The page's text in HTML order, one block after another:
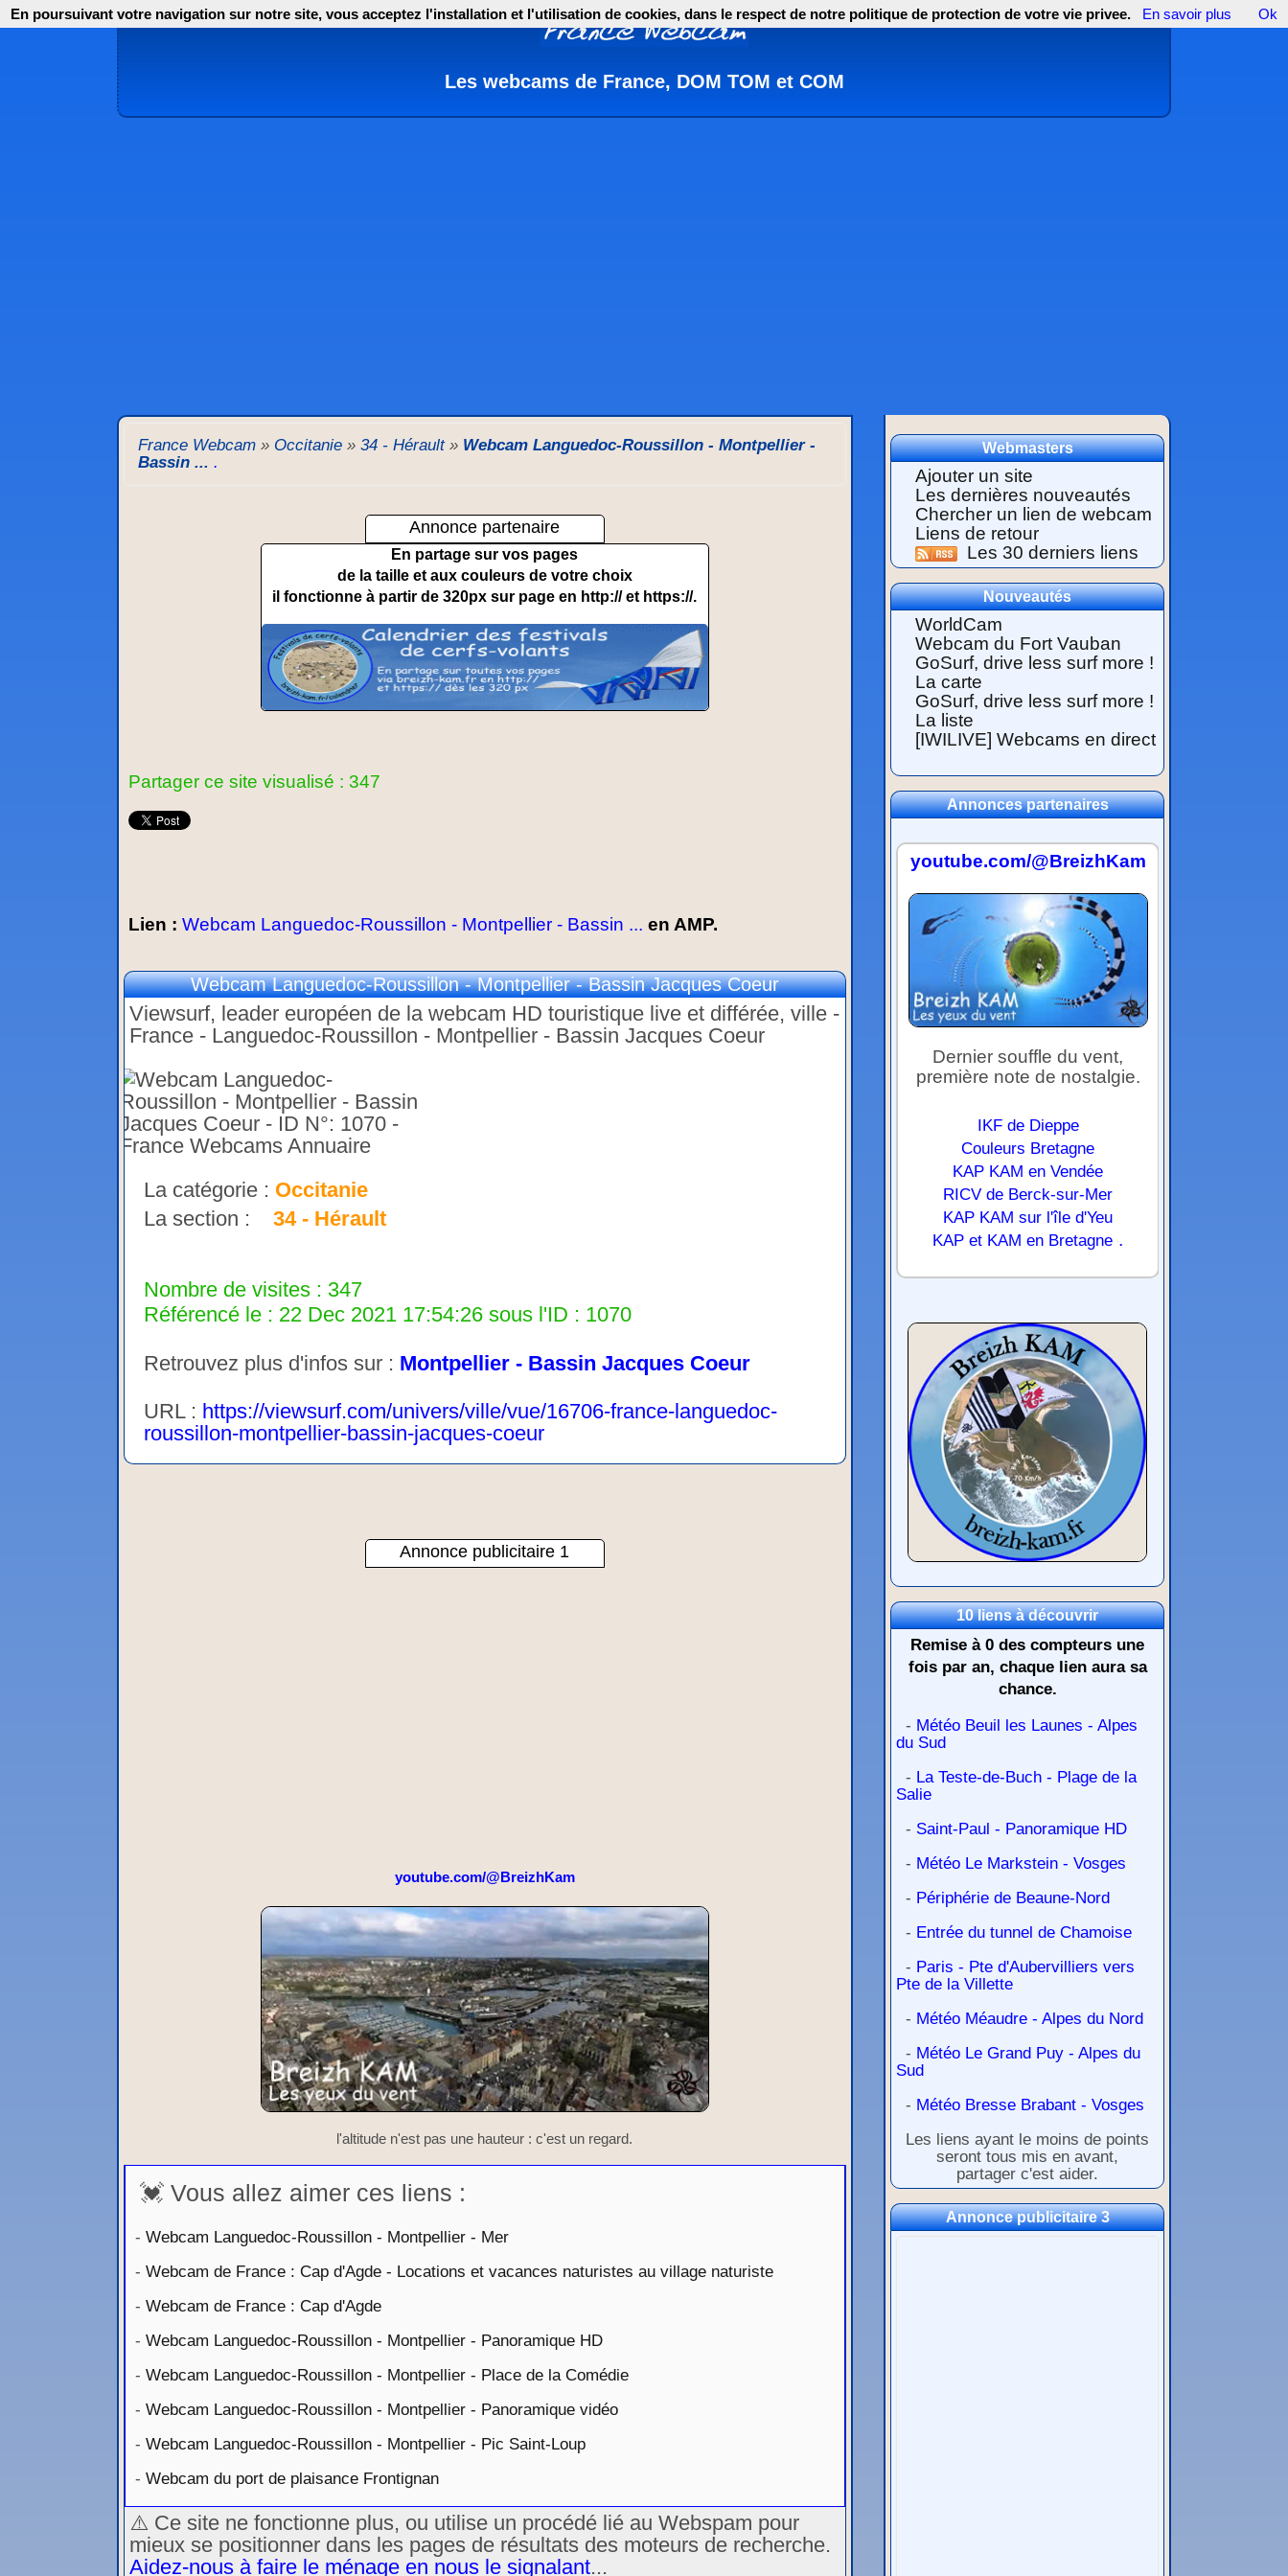
Les webcams de France, DOM TOM et COM
France Webcam » Occitanie » 34 - Hérault» Webcam Languedoc-Roussillon - Montpellier -
Bassin ... .
Annonce partenaire
En partage sur vos pages
de la taille et aux couleurs de votre choix
il fonctionne à partir de 320px sur page en http:// et https://.
Partager ce site visualisé : 347
Lien : Webcam Languedoc-Roussillon - Montpellier - Bassin ... en AMP.
Webcam Languedoc-Roussillon - Montpellier - Bassin Jacques Coeur
Viewsurf, leader européen de la webcam HD touristique live et différée, ville -
France - Languedoc-Roussillon - Montpellier - Bassin Jacques Coeur
La catégorie : Occitanie
La section : 34 - Hérault
Nombre de visites : 347
Référencé le : 22 Dec 2021 17:54:26 sous l'ID : 1070
Retrouvez plus d'infos sur : Montpellier - Bassin Jacques Coeur
URL : https://viewsurf.com/univers/ville/vue/16706-france-languedoc-
roussillon-montpellier-bassin-jacques-coeur
Annonce publicitaire 1
youtube.com/@BreizhKam
l'altitude n'est pas une hauteur : c'est un regard.
💓 Vous allez aimer ces liens :
- Webcam Languedoc-Roussillon - Montpellier - Mer
- Webcam de France : Cap d'Agde - Locations et vacances naturistes au village naturiste
- Webcam de France : Cap d'Agde
- Webcam Languedoc-Roussillon - Montpellier - Panoramique HD
- Webcam Languedoc-Roussillon - Montpellier - Place de la Comédie
- Webcam Languedoc-Roussillon - Montpellier - Panoramique vidéo
- Webcam Languedoc-Roussillon - Montpellier - Pic Saint-Loup
- Webcam du port de plaisance Frontignan
⚠️ Ce site ne fonctionne plus, ou utilise un procédé lié au Webspam pour
mieux se positionner dans les pages de résultats des moteurs de recherche.
Aidez-nous à faire le ménage en nous le signalant...
Webmasters
Ajouter un site
Les dernières nouveautés
Chercher un lien de webcam
Liens de retour
Les 30 derniers liens
Nouveautés
WorldCam
Webcam du Fort Vauban
GoSurf, drive less surf more !
La carte
GoSurf, drive less surf more !
La liste
[IWILIVE] Webcams en direct
Annonces partenaires
youtube.com/@BreizhKam
Dernier souffle du vent,
première note de nostalgie.
IKF de Dieppe
Couleurs Bretagne
KAP KAM en Vendée
RICV de Berck-sur-Mer
KAP KAM sur l'île d'Yeu
KAP et KAM en Bretagne .
10 liens à découvrir
Remise à 0 des compteurs une
fois par an, chaque lien aura sa
chance.
- Météo Beuil les Launes - Alpes
du Sud
- La Teste-de-Buch - Plage de la
Salie
- Saint-Paul - Panoramique HD
- Météo Le Markstein - Vosges
- Périphérie de Beaune-Nord
- Entrée du tunnel de Chamoise
- Paris - Pte d'Aubervilliers vers
Pte de la Villette
- Météo Méaudre - Alpes du Nord
- Météo Le Grand Puy - Alpes du
Sud
- Météo Bresse Brabant - Vosges
Les liens ayant le moins de points
seront tous mis en avant,
partager c'est aider.
Annonce publicitaire 3
En poursuivant votre navigation sur notre site, vous acceptez l'installation et l'utilisation de cookies, dans le respect de notre politique de protection de votre vie privee. En savoir plus Ok